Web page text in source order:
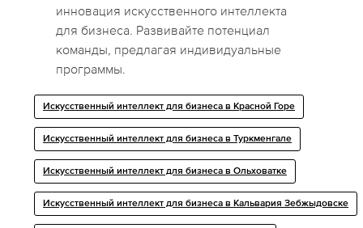
инновация искусственного интеллекта
для бизнеса. Развивайте потенциал
команды, предлагая индивидуальные
программы.
Искусственный интеллект для бизнеса в Красной Горе
Искусственный интеллект для бизнеса в Туркменгале
Искусственный интеллект для бизнеса в Ольховатке
Искусственный интеллект для бизнеса в Кальвария Зебжыдовске